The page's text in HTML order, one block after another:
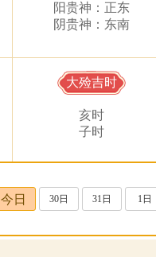
阳贵神：正东
阴贵神：东南
大殓吉时
亥时
子时
今日 30日 31日 1日